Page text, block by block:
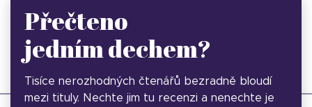
Přečteno
jedním dechem?
Tisíce nerozhodných čtenářů bezradně bloudí
mezi tituly. Nechte jim tu recenzi a nenechte je